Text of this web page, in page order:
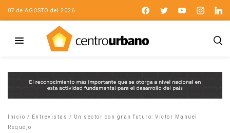
07 de AGOSTO del 2026
Inicio / Entrevistas /
Un sector con gran futuro: Víctor Manuel
Requejo